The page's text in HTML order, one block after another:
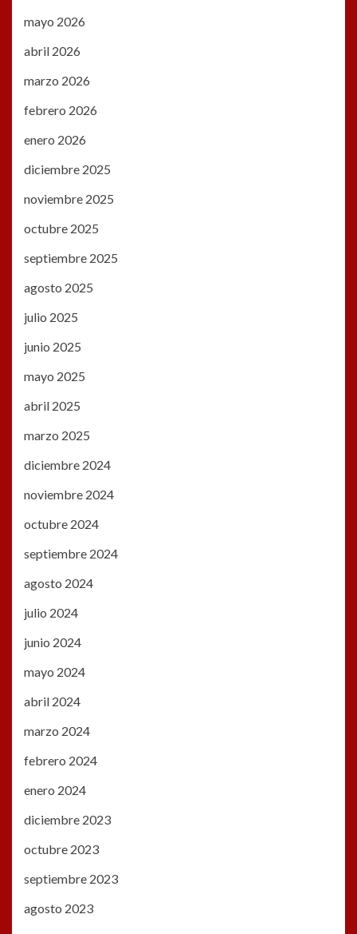
mayo 2026
abril 2026
marzo 2026
febrero 2026
enero 2026
diciembre 2025
noviembre 2025
octubre 2025
septiembre 2025
agosto 2025
julio 2025
junio 2025
mayo 2025
abril 2025
marzo 2025
diciembre 2024
noviembre 2024
octubre 2024
septiembre 2024
agosto 2024
julio 2024
junio 2024
mayo 2024
abril 2024
marzo 2024
febrero 2024
enero 2024
diciembre 2023
octubre 2023
septiembre 2023
agosto 2023